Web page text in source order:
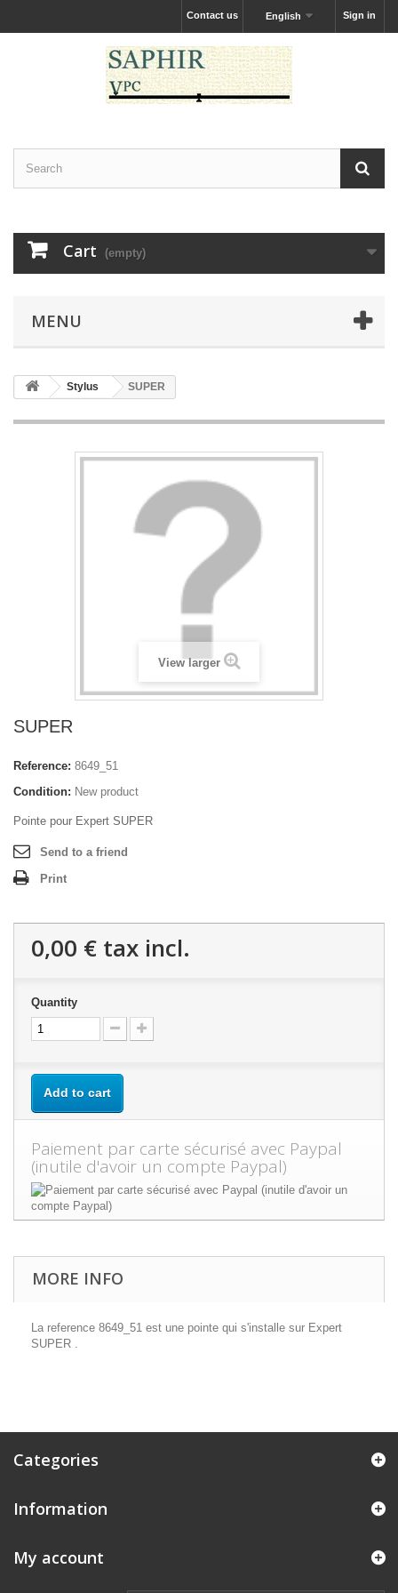
Sign in
English
Contact us
Cart (empty)
MENU
Stylus SUPER
View larger
SUPER
Reference: 8649_51
Condition: New product
Pointe pour Expert SUPER
Send to a friend
Print
0,00 € tax incl.
Quantity
Add to cart
Paiement par carte sécurisé avec Paypal
(inutile d'avoir un compte Paypal)
MORE INFO
La reference 8649_51 est une pointe qui s'installe sur Expert
SUPER .
Categories
Information
My account